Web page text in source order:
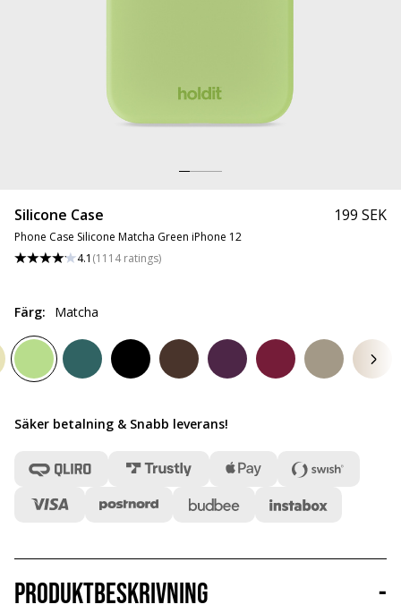
Silicone Case
Phone Case Silicone Matcha Green iPhone 12
4.1 (1114 ratings)
199 SEK
Färg: Matcha
Säker betalning & Snabb leverans!
Produktbeskrivning -